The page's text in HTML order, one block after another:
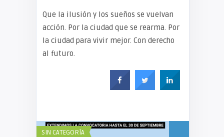
Que la ilusión y los sueños se vuelvan
acción. Por la ciudad que se rearma. Por
la ciudad para vivir mejor. Con derecho
al futuro.
SIN CATEGORÍA